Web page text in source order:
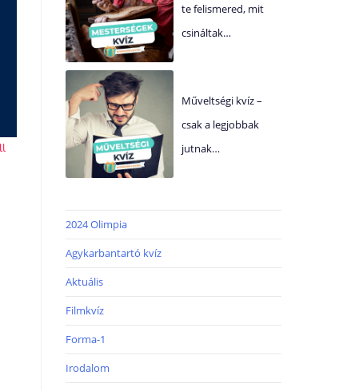
te felismered, mit
csináltak…
Műveltségi kvíz –
csak a legjobbak
jutnak…
2024 Olimpia
Agykarbantartó kvíz
Aktuális
Filmkvíz
Forma-1
Irodalom